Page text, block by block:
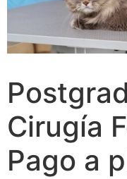
Cirugía
Pago a